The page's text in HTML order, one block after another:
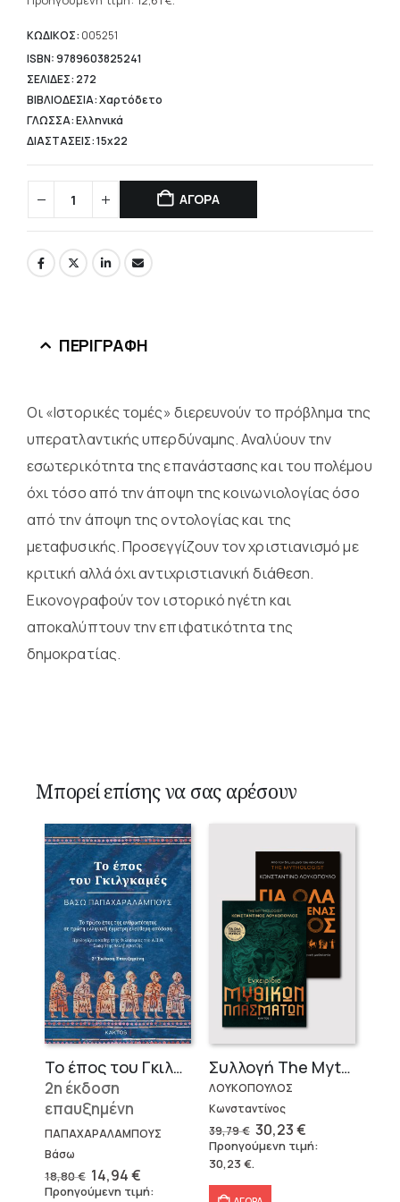
18,02 €.
είναι:
12,61 €.
ΚΩΔΙΚΟΣ: 005251
ISBN: 9789603825241
ΣΕΛΙΔΕΣ: 272
ΒΙΒΛΙΟΔΕΣΙΑ: Χαρτόδετο
ΓΛΩΣΣΑ: Ελληνικά
ΔΙΑΣΤΑΣΕΙΣ: 15x22
ΑΓΟΡΑ
ΠΕΡΙΓΡΑΦΉ
Οι «Ιστορικές τομές» διερευνούν το πρόβλημα της
υπερατλαντικής υπερδύναμης. Αναλύουν την
εσωτερικότητα της επανάστασης και του πολέμου
όχι τόσο από την άποψη της κοινωνιολογίας όσο
από την άποψη της οντολογίας και της
μεταφυσικής. Προσεγγίζουν τον χριστιανισμό με
κριτική αλλά όχι αντιχριστιανική διάθεση.
Εικονογραφούν τον ιστορικό ηγέτη και
αποκαλύπτουν την επιφατικότητα της
δημοκρατίας.
Μπορεί επίσης να σας αρέσουν
Το έπος του Γκιλγκαμές
2η έκδοση
επαυξημένη
ΠΑΠΑΧΑΡΑΛΑΜΠΟΥΣ
Βάσω
18,80€ Original
price
14,94€Η
τρέχουσα
Προηγούμενη τιμή:
Συλλογή The Mythologist (2 βιβλία)
ΛΟΥΚΟΠΟΥΛΟΣ
Κωνσταντίνος
39,79€ Original
price
was:
39,79 €.
30,23€Η
τρέχουσα
τιμή
Προηγούμενη τιμή:
30,23€.